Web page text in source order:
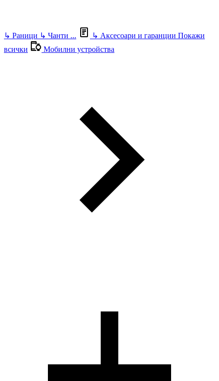
↳ Раници ↳ Чанти ... ↳ Аксесоари и гаранции Покажи
всички
Мобилни устройства